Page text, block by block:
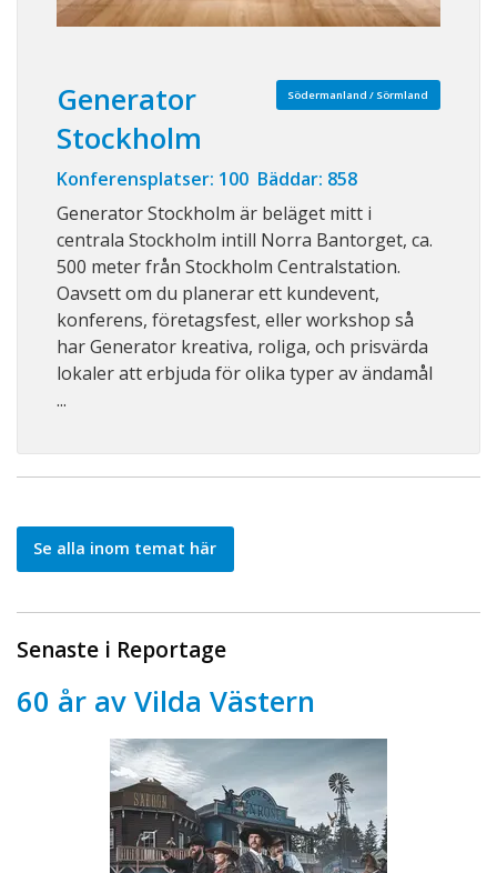
Södermanland / Sörmland
Generator
Stockholm
Konferensplatser: 100 Bäddar: 858
Generator Stockholm är beläget mitt i
centrala Stockholm intill Norra Bantorget, ca.
500 meter från Stockholm Centralstation.
Oavsett om du planerar ett kundevent,
konferens, företagsfest, eller workshop så
har Generator kreativa, roliga, och prisvärda
lokaler att erbjuda för olika typer av ändamål
...
Se alla inom temat här
Senaste i Reportage
60 år av Vilda Västern